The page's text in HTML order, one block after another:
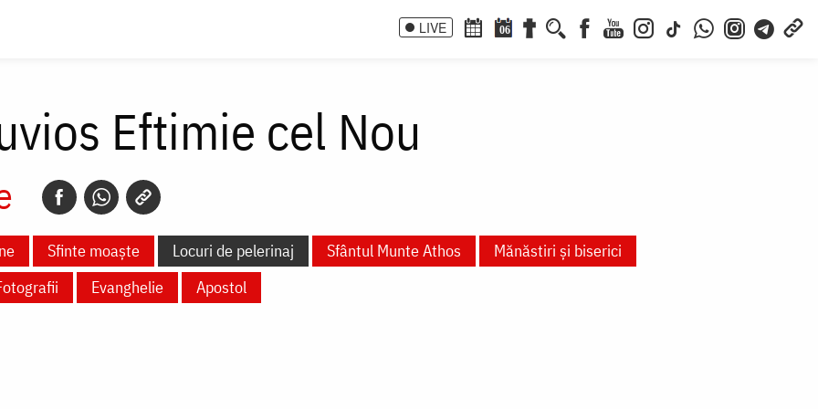
LIVE 06
Eftimie cel Nou
Sfinte moaște Locuri de pelerinaj Sfântul Munte Athos
Mănăstiri și biserici
Evanghelie Apostol